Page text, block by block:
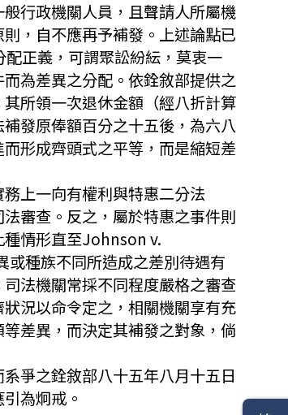
行政機關人員，且聲請人所屬機
，自不應再予補發。上述論點已
正義，可謂聚訟紛紜，莫衷一
為差異之分配。依銓敘部提供之
所領一次退休金額（經八折計算
發原俸額百分之十五後，為六八
形成齊頭式之平等，而是縮短差
上一向有權利與特惠二分法
審查。反之，屬於特惠之事件則
種情形直至Johnson v.
種族不同所造成之差別待遇有
法機關常採不同程度嚴格之審查
況以命令定之，相關機關享有充
差異，而決定其補發之對象，倘
爭之銓敘部八十五年八月十五日
為炯戒。